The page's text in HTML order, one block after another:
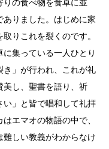
りの食べ物を食卓に並
りました。はじめに家
りこれを裂くのです。
集っている一人ひとり
き」が行われ、これが礼
美し、聖書を語り、祈
い」と皆で唱和して礼拝
エマオの物語の中で、
しい教義がわからなけ